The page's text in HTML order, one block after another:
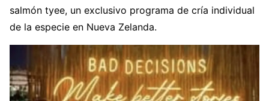
salmón tyee, un exclusivo programa de cría individual
de la especie en Nueva Zelanda.